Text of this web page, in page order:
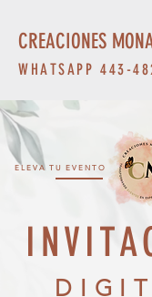
CREACIONES
WHATSAPP 443-
ELEVA TU EVENTO